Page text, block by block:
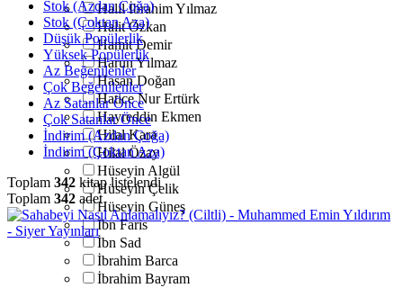
Halil İbrahim Yılmaz
Halit Özkan
Hamit Demir
Harun Yılmaz
Hasan Doğan
Hatice Nur Ertürk
Hayreddin Ekmen
Hilal Kara
Hilal Özay
Hüseyin Algül
Hüseyin Çelik
Hüseyin Güneş
İbn Faris
İbn Sad
İbrahim Barca
İbrahim Bayram
Stok (Azdan Çoğa)
Stok (Çoktan Aza)
Düşük Popülerlik
Yüksek Popülerlik
Az Beğenilenler
Çok Beğenilenler
Az Satanlar Önce
Çok Satanlar Önce
İndirim (Azdan Çoğa)
İndirim (Çoktan Aza)
Toplam 342 kitap listelendi
Toplam 342 adet